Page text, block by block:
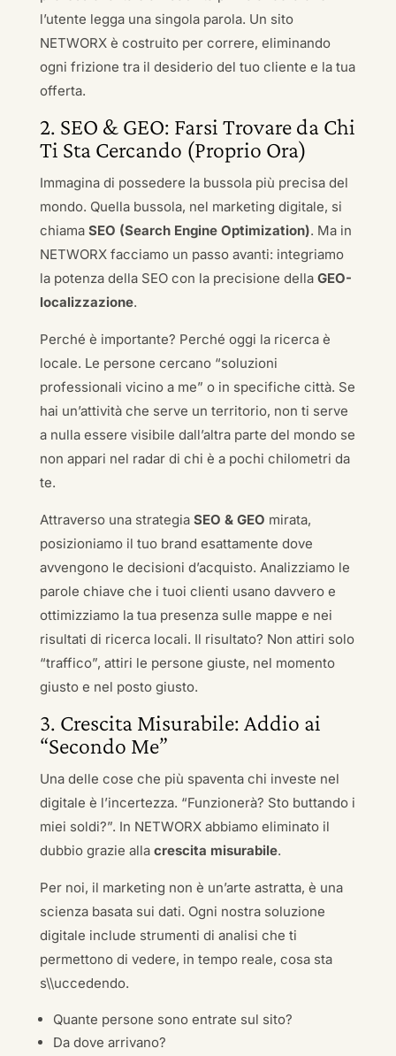
l’utente legga una singola parola. Un sito
NETWORX è costruito per correre, eliminando
ogni frizione tra il desiderio del tuo cliente e la tua
offerta.
2. SEO & GEO: Farsi Trovare da Chi
Ti Sta Cercando (Proprio Ora)
Immagina di possedere la bussola più precisa del
mondo. Quella bussola, nel marketing digitale, si
chiama SEO (Search Engine Optimization). Ma in
NETWORX facciamo un passo avanti: integriamo
la potenza della SEO con la precisione della GEO-
localizzazione.
Perché è importante? Perché oggi la ricerca è
locale. Le persone cercano “soluzioni
professionali vicino a me” o in specifiche città. Se
hai un’attività che serve un territorio, non ti serve
a nulla essere visibile dall’altra parte del mondo se
non appari nel radar di chi è a pochi chilometri da
te.
Attraverso una strategia SEO & GEO mirata,
posizioniamo il tuo brand esattamente dove
avvengono le decisioni d’acquisto. Analizziamo le
parole chiave che i tuoi clienti usano davvero e
ottimizziamo la tua presenza sulle mappe e nei
risultati di ricerca locali. Il risultato? Non attiri solo
“traffico”, attiri le persone giuste, nel momento
giusto e nel posto giusto.
3. Crescita Misurabile: Addio ai
“Secondo Me”
Una delle cose che più spaventa chi investe nel
digitale è l’incertezza. “Funzionerà? Sto buttando i
miei soldi?”. In NETWORX abbiamo eliminato il
dubbio grazie alla crescita misurabile.
Per noi, il marketing non è un’arte astratta, è una
scienza basata sui dati. Ogni nostra soluzione
digitale include strumenti di analisi che ti
permettono di vedere, in tempo reale, cosa sta
s\\uccedendo.
Quante persone sono entrate sul sito?
Da dove arrivano?